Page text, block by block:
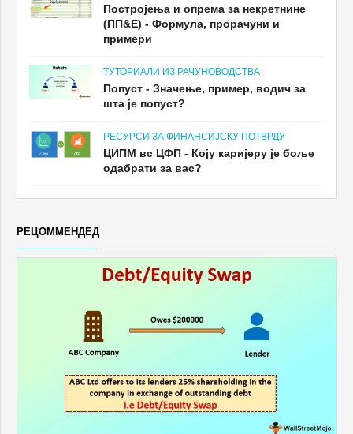
Постројења и опрема за некретнине
(ПП&Е) - Формула, прорачуни и
примери
ТУТОРИАЛИ ИЗ РАЧУНОВОДСТВА
Попуст - Значење, пример, водич за
шта је попуст?
РЕСУРСИ ЗА ФИНАНСИЈСКУ ПОТВРДУ
ЦИПМ вс ЦФП - Коју каријеру је боље
одабрати за вас?
РЕЦОММЕНДЕД